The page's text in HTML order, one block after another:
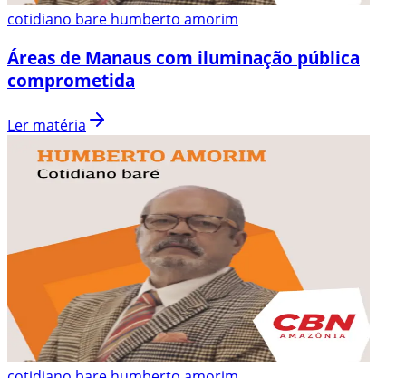
cotidiano bare humberto amorim
Áreas de Manaus com iluminação pública
comprometida
Ler matéria